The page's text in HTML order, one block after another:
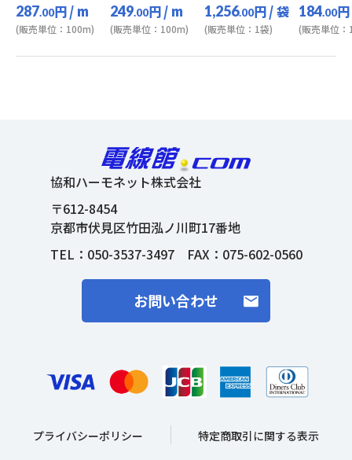
287.00円/ m
(販売単位：100m)
249.00円/ m
(販売単位：100m)
1,256.00円/ 袋
(販売単位：1袋)
184.00円
(販売単位
協和ハーモネット株式会社
〒612-8454
京都市伏見区竹田泓ノ川町17番地
TEL： 050-3537-3497FAX：075-602-0560
お問い合わせ
プライバシーポリシー
特定商取引に関する表示